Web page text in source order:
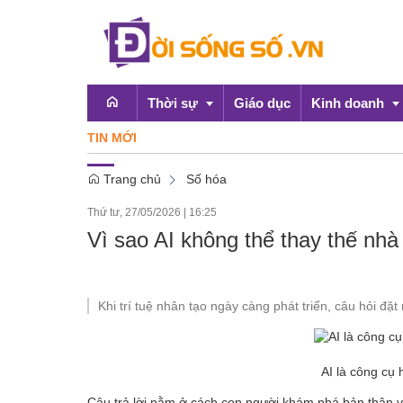
Thời sự
Emagazine
Giáo dục Kinh doanh
TIN MỚI
Trang chủ Số hóa
Thứ tư, 27/05/2026 16:25
Vì sao AI không thể thay thế
Khi trí tuệ nhân tạo ngày càng phát triển, câu hỏi
AI là công cụ